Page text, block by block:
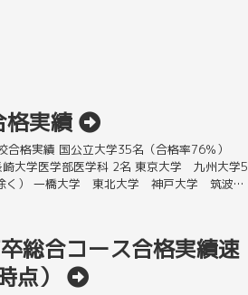
格実績
合格実績 国公立大学35名（合格率76％）
崎大学医学部医学科 2名 東京大学 九州大学5
く） 一橋大学 東北大学 神戸大学 筑波大
総合コース合格実績速
点）